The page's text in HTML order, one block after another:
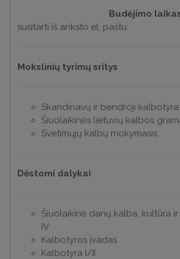
Budėjimo
susitarti iš anksto el. paštu
Mokslinių tyrimų sritys
Skandinavų ir bendroji kalbotyra
Šiuolaikinės lietuvių kalbos
Svetimųjų kalbų mokymasis
Dėstomi dalykai
Šiuolaikinė danų kalba, kultūra
IV
Kalbotyros įvadas
Kalbotyra I/II